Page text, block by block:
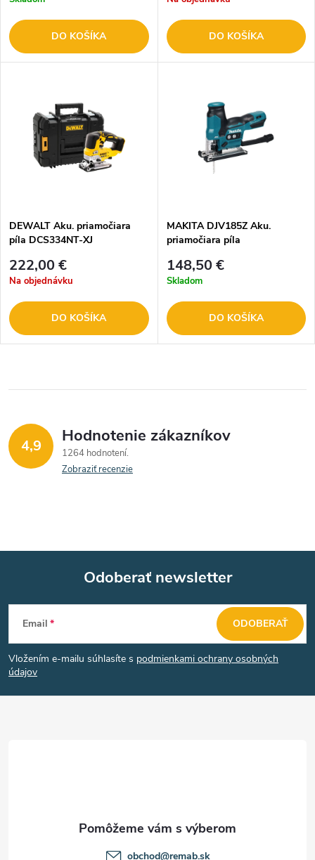
DO KOŠÍKA DO KOŠÍKA
DEWALT Aku. priamočiara
píla DCS334NT-XJ
222,00 €
Na objednávku
DO KOŠÍKA
MAKITA DJV185Z Aku.
priamočiara píla
148,50 €
Skladom
DO KOŠÍKA
4,9 Hodnotenie zákazníkov
1264 hodnotení
Zobraziť recenzie
Z
á
p
Odoberať newsletter
Email
Vložením e-mailu súhlasíte s podmienkami ochrany osobných
údajov
ODOBERAŤ
obchod@remab.sk